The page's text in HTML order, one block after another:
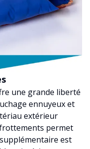
une grande liberté
ennuyeux et
extérieur
permet
est